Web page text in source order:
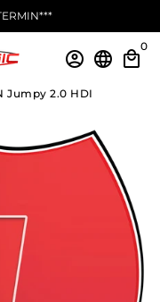
account_circle language local_mall
0
Jumpy 2.0 HDI